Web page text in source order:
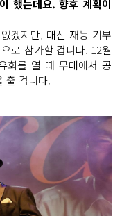
했는데요. 향후 계획이
겠지만, 대신 재능 기부
로 참가할 겁니다. 12월
회를 열 때 무대에서 공
출 겁니다.